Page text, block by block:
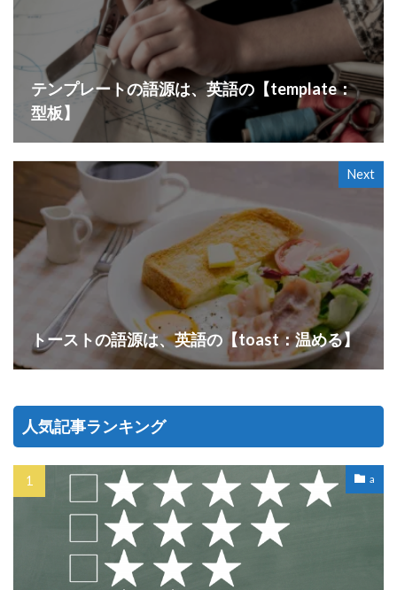
テンプレートの語源は、英語の【template：
型板】
Next
トーストの語源は、英語の【toast：温める】
人気記事ランキング
a